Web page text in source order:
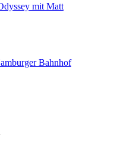
mit Matt
Bahnhof